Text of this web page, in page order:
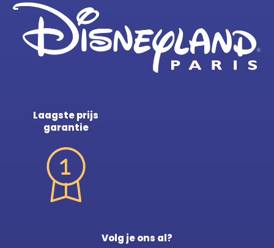
Laagste prijs
garantie
Volg je ons al?